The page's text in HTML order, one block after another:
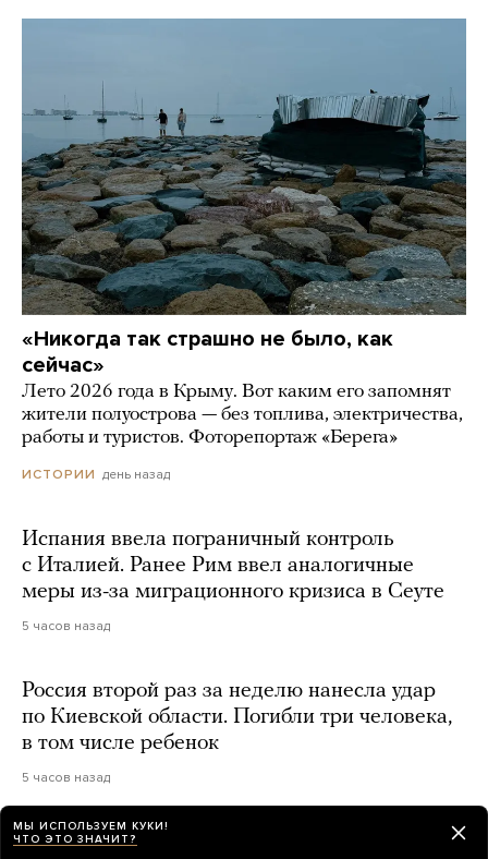
«Никогда так страшно не было, как
сейчас»
Лето 2026 года в Крыму. Вот каким его запомнят
жители полуострова — без топлива, электричества,
работы и туристов. Фоторепортаж «Берега»
ИСТОРИИ день назад
Испания ввела пограничный контроль
с Италией. Ранее Рим ввел аналогичные
меры из-за миграционного кризиса в Сеуте
5 часов назад
Россия второй раз за неделю нанесла удар
по Киевской области. Погибли три человека,
в том числе ребенок
5 часов назад
Сенат США одобрил законопроект
МЫ ИСПОЛЬЗУЕМ КУКИ!
ЧТО ЭТО ЗНАЧИТ?